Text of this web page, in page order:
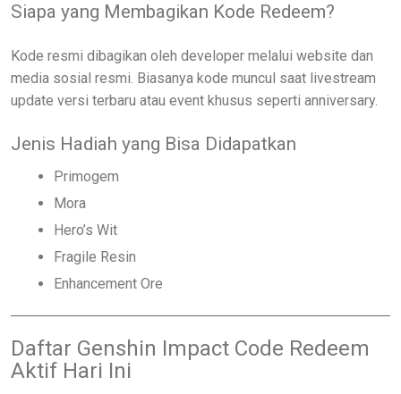
Siapa yang Membagikan Kode Redeem?
Kode resmi dibagikan oleh developer melalui website dan
media sosial resmi. Biasanya kode muncul saat livestream
update versi terbaru atau event khusus seperti anniversary.
Jenis Hadiah yang Bisa Didapatkan
Primogem
Mora
Hero’s Wit
Fragile Resin
Enhancement Ore
Daftar Genshin Impact Code Redeem
Aktif Hari Ini